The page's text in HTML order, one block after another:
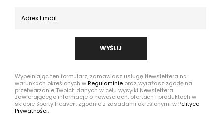
WYŚLIJ
Wypełniając ten formularz, zamawiasz usługę Newslettera na
warunkach określonych wRegulaminie oraz wyrażasz zgodę na
przetwarzanie Twoich danych w celu wysyłki Newslettera
zawierającego informacje o nowościach, ofertach i produktach w
sklepie Sporty Heaven, zgodnie z zasadami określonymi wPolityce
Prywatności.